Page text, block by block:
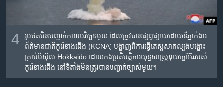
4
រូបថត​មិន​បញ្ជាក់​កាលបរិច្ឆេទ​មួយ​ ដែល​ត្រូវ​បាន​ផ្សព្វផ្សាយ​ដោយ​ទីភ្នាក់ងារ​
ព័ត៌មាន​ជាតិ​កូរ៉េខាងជើង (KCNA) បង្ហាញ​ពី​ការ​ធ្វើ​តេស្ត​សាកល្បង​បង្ហោះ​
គ្រាប់មីស៊ីល Hokkaido ដោយ​កងប្រតិបត្តិការ​យុទ្ធសាស្រ្ត​នុយក្លេអ៊ែរ​របស់​
កូរ៉េខាងជើង​ នៅ​ទីតាំង​មិន​ត្រូវ​បាន​​បញ្ជាក់​ច្បាស់​មួយ។